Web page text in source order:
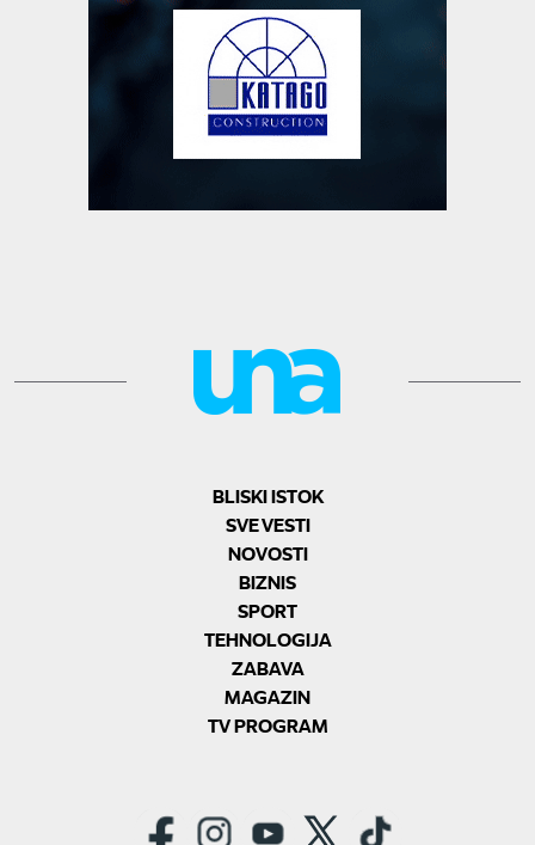
BLISKI ISTOK
SVE VESTI
NOVOSTI
BIZNIS
SPORT
TEHNOLOGIJA
ZABAVA
MAGAZIN
TV PROGRAM